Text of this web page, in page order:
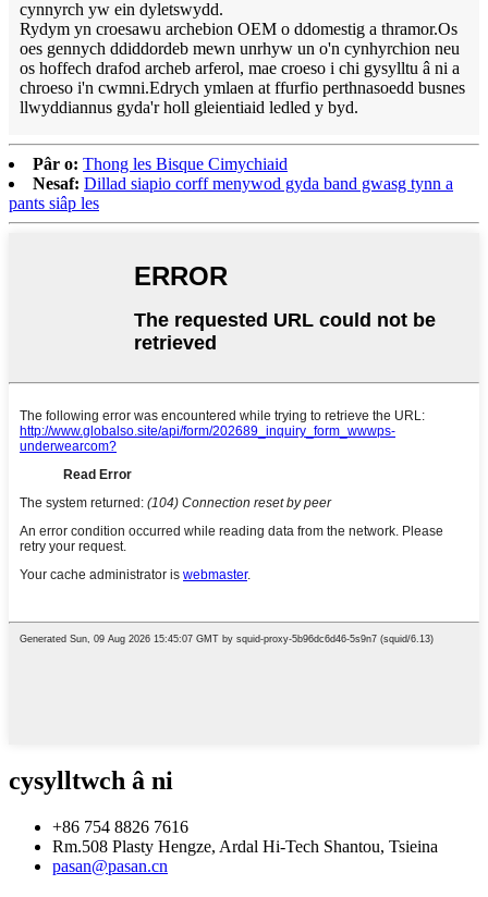
cynnyrch yw ein dyletswydd.
Rydym yn croesawu archebion OEM o ddomestig a thramor.Os
oes gennych ddiddordeb mewn unrhyw un o'n cynhyrchion neu
os hoffech drafod archeb arferol, mae croeso i chi gysylltu â ni a
chroeso i'n cwmni.Edrych ymlaen at ffurfio perthnasoedd busnes
llwyddiannus gyda'r holl gleientiaid ledled y byd.
Pâr o: Thong les Bisque Cimychiaid
Nesaf: Dillad siapio corff menywod gyda band gwasg tynn a
pants siâp les
cysylltwch â ni
+86 754 8826 7616
Rm.508 Plasty Hengze, Ardal Hi-Tech Shantou, Tsieina
pasan@pasan.cn